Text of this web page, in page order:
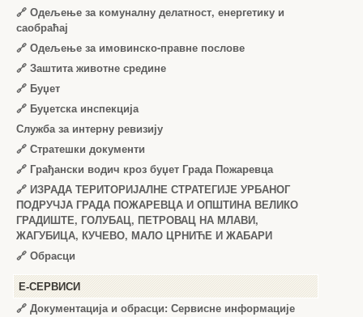
🔗 Одељење за комуналну делатност, енергетику и
саобраћај
🔗 Одељење за имовинско-правне послове
🔗 Заштита животне средине
🔗 Буџет
🔗 Буџетска инспекција
Служба за интерну ревизију
🔗 Стратешки документи
🔗 Грађански водич кроз буџет Града Пожаревца
🔗 ИЗРАДА ТЕРИТОРИЈАЛНЕ СТРАТЕГИЈЕ УРБАНОГ
ПОДРУЧЈА ГРАДА ПОЖАРЕВЦА И ОПШТИНА ВЕЛИКО
ГРАДИШТЕ, ГОЛУБАЦ, ПЕТРОВАЦ НА МЛАВИ,
ЖАГУБИЦА, КУЧЕВО, МАЛО ЦРНИЋЕ И ЖАБАРИ
🔗 Обрасци
Е-СЕРВИСИ
🔗 Документација и обрасци: Сервисне информације